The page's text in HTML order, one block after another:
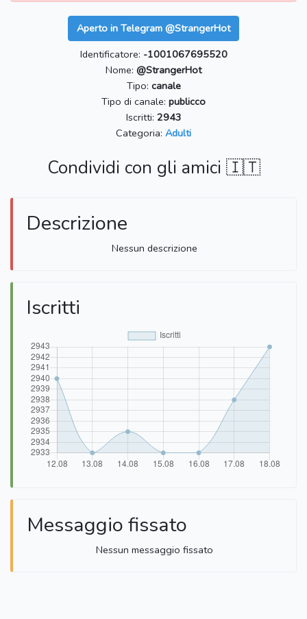
Aperto in Telegram @StrangerHot
Identificatore: -1001067695520
Nome: @StrangerHot
Tipo: canale
Tipo di canale: publicco
Iscritti: 2943
Categoria: Adulti
Condividi con gli amici 🇮🇹
Descrizione
Nessun descrizione
Iscritti
Messaggio fissato
Nessun messaggio fissato